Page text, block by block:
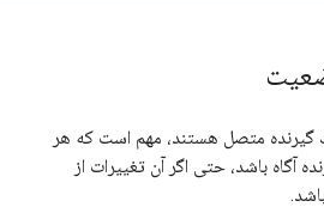
متصل هستند، مهم است که هر
آگاه باشد، حتی اگر آن تغییرات از